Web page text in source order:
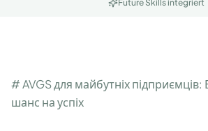
Future Skills integriert
# AVGS для майбутніх
шанс на успіх